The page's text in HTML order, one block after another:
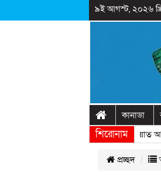
৯ই আগস্ট, ২০২৬
কানাডা
শিরোনাম
সঙ্গে প্রথম বেইমানি করেন জামায়াত আমির:
প্রচ্ছদ